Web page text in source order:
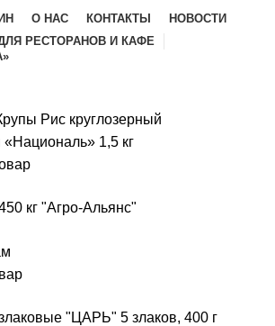
О НАС КОНТАКТЫ
НОВОСТИ
РЕСТОРАНОВ И КАФЕ
Рис круглозерный
«Националь» 1,5 кг
кг "Агро-Альянс"
"ЦАРЬ" 5 злаков, 400 г